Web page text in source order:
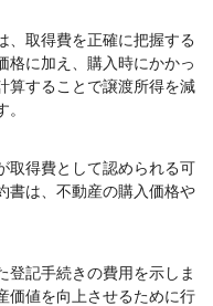
、取得費を正確に把握する
格に加え、購入時にかかっ
算することで譲渡所得を減
取得費として認められる可
書は、不動産の購入価格や
登記手続きの費用を示しま
価値を向上させるために行